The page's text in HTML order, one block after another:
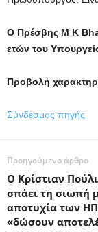
Ο Πρέσβης M K
ετών του
Προβολή
Σύνδεσμος πηγής
Προηγούμενο άρθρο
Ο Κρίστιαν
σπάει τη σιωπή
αποτυχία των
«δώσουν